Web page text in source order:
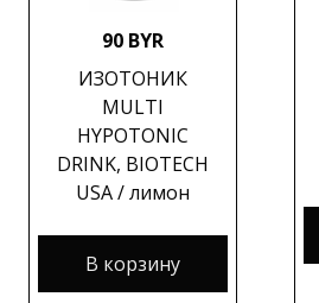
90 BYR
ИЗОТОНИК
MULTI
HYPOTONIC
DRINK, BIOTECH
USA / лимон
В корзину